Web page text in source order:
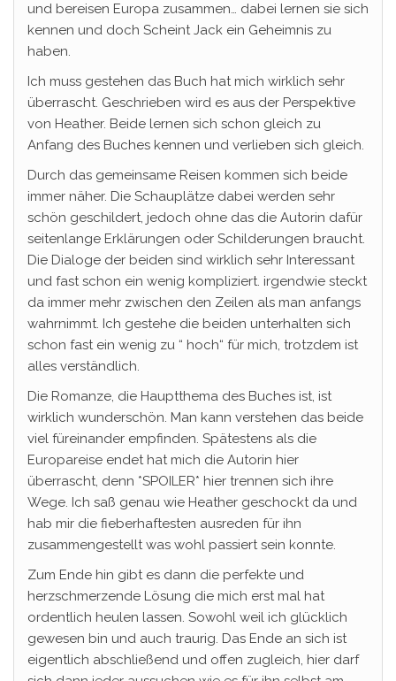
und bereisen Europa zusammen… dabei lernen sie sich
kennen und doch Scheint Jack ein Geheimnis zu
haben.
Ich muss gestehen das Buch hat mich wirklich sehr
überrascht. Geschrieben wird es aus der Perspektive
von Heather. Beide lernen sich schon gleich zu
Anfang des Buches kennen und verlieben sich gleich.
Durch das gemeinsame Reisen kommen sich beide
immer näher. Die Schauplätze dabei werden sehr
schön geschildert, jedoch ohne das die Autorin dafür
seitenlange Erklärungen oder Schilderungen braucht.
Die Dialoge der beiden sind wirklich sehr Interessant
und fast schon ein wenig kompliziert. irgendwie steckt
da immer mehr zwischen den Zeilen als man anfangs
wahrnimmt. Ich gestehe die beiden unterhalten sich
schon fast ein wenig zu “ hoch“ für mich, trotzdem ist
alles verständlich.
Die Romanze, die Hauptthema des Buches ist, ist
wirklich wunderschön. Man kann verstehen das beide
viel füreinander empfinden. Spätestens als die
Europareise endet hat mich die Autorin hier
überrascht, denn *SPOILER* hier trennen sich ihre
Wege. Ich saß genau wie Heather geschockt da und
hab mir die fieberhaftesten ausreden für ihn
zusammengestellt was wohl passiert sein konnte.
Zum Ende hin gibt es dann die perfekte und
herzschmerzende Lösung die mich erst mal hat
ordentlich heulen lassen. Sowohl weil ich glücklich
gewesen bin und auch traurig. Das Ende an sich ist
eigentlich abschließend und offen zugleich, hier darf